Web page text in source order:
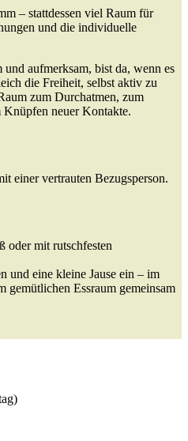
– stattdessen viel Raum für
und die individuelle
aufmerksam, bist da, wenn es
die Freiheit, selbst aktiv zu
zum Durchatmen, zum
Knüpfen neuer Kontakte.
einer vertrauten Bezugsperson.
oder mit rutschfesten
und eine kleine Jause ein – im
gemütlichen Essraum gemeinsam